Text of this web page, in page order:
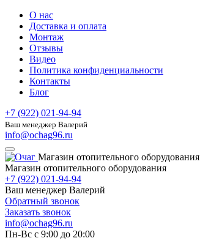
О нас
Доставка и оплата
Монтаж
Отзывы
Видео
Политика конфиденциальности
Контакты
Блог
+7 (922) 021-94-94
Ваш менеджер Валерий
info@ochag96.ru
Магазин отопительного оборудования
Магазин отопительного оборудования
+7 (922) 021-94-94
Ваш менеджер Валерий
Обратный звонок
Заказать звонок
info@ochag96.ru
Пн-Вс с 9:00 до 20:00